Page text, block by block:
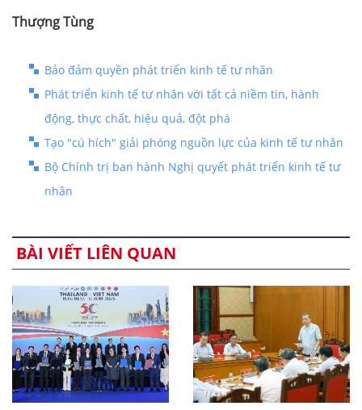
Thượng Tùng
Bảo đảm quyền phát triển kinh tế tư nhân
Phát triển kinh tế tư nhân với tất cả niềm tin, hành
động, thực chất, hiệu quả, đột phá
Tạo "cú hích" giải phóng nguồn lực của kinh tế tư nhân
Bộ Chính trị ban hành Nghị quyết phát triển kinh tế tư
nhân
BÀI VIẾT LIÊN QUAN